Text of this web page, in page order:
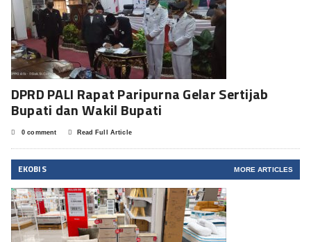
DPRD PALI Rapat Paripurna Gelar Sertijab
Bupati dan Wakil Bupati
0 comment Read Full Article
EKOBIS MORE ARTICLES